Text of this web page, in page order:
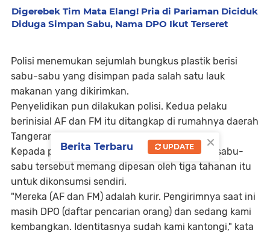
Digerebek Tim Mata Elang! Pria di Pariaman Diciduk
Diduga Simpan Sabu, Nama DPO Ikut Terseret
Polisi menemukan sejumlah bungkus plastik berisi
sabu-sabu yang disimpan pada salah satu lauk
makanan yang dikirimkan.
Penyelidikan pun dilakukan polisi. Kedua pelaku
berinisial AF dan FM itu ditangkap di rumahnya daerah
Tangerang, Banten pada Senin malam.
Kepada polisi, kedua pelaku mengaku bahwa sabu-
sabu tersebut memang dipesan oleh tiga tahanan itu
untuk dikonsumsi sendiri.
"Mereka (AF dan FM) adalah kurir. Pengirimnya saat ini
masih DPO (daftar pencarian orang) dan sedang kami
kembangkan. Identitasnya sudah kami kantongi," kata
×
Berita Terbaru UPDATE